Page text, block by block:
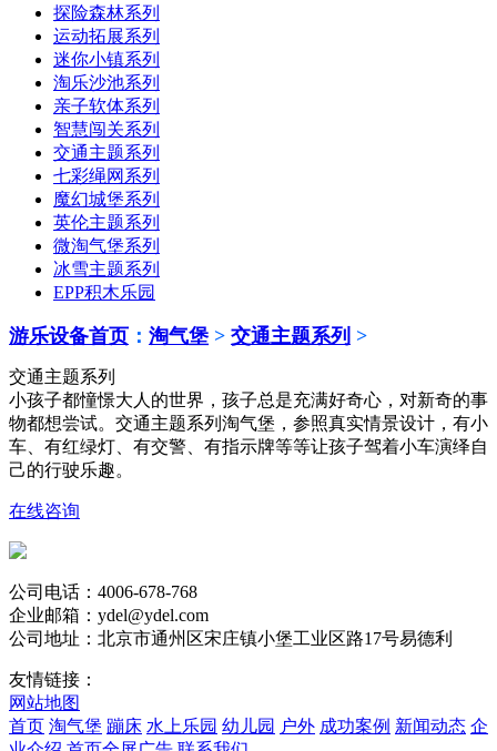
探险森林系列
运动拓展系列
迷你小镇系列
淘乐沙池系列
亲子软体系列
智慧闯关系列
交通主题系列
七彩绳网系列
魔幻城堡系列
英伦主题系列
微淘气堡系列
冰雪主题系列
EPP积木乐园
游乐设备首页 ： 淘气堡 > 交通主题系列 >
交通主题系列
小孩子都憧憬大人的世界，孩子总是充满好奇心，对新奇的事
物都想尝试。交通主题系列淘气堡，参照真实情景设计，有小
车、有红绿灯、有交警、有指示牌等等让孩子驾着小车演绎自
己的行驶乐趣。
在线咨询
公司电话：4006-678-768
企业邮箱：ydel@ydel.com
公司地址：北京市通州区宋庄镇小堡工业区路17号易德利
友情链接：
网站地图
首页 淘气堡 蹦床 水上乐园 幼儿园 户外 成功案例 新闻动态 企